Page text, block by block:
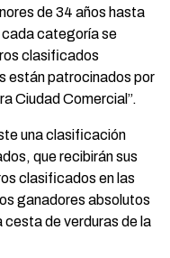
de 34 años hasta
cada categoría se
clasificados
están patrocinados por
Ciudad Comercial”.
una clasificación
que recibirán sus
clasificados en las
ganadores absolutos
cesta de verduras de la